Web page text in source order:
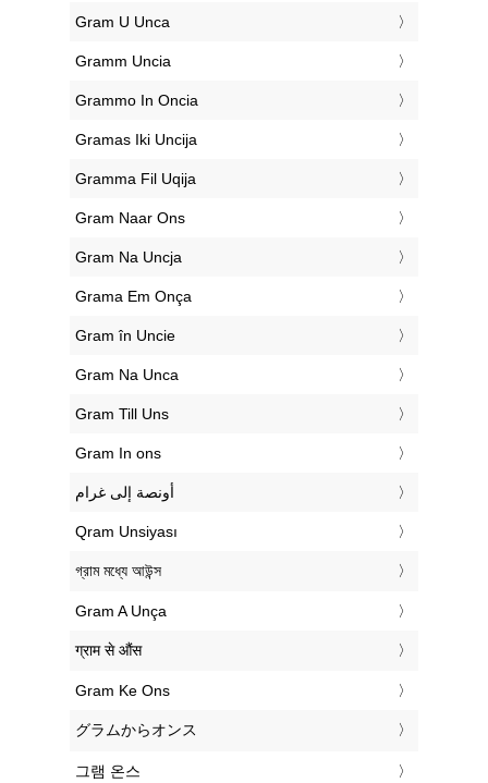
‎Gram U Unca
‎Gramm Uncia
‎Grammo In Oncia
‎Gramas Iki Uncija
‎Gramma Fil Uqija
‎Gram Naar Ons
‎Gram Na Uncja
‎Grama Em Onça
‎Gram în Uncie
‎Gram Na Unca
‎Gram Till Uns
‎Gram In ons
‏أونصة إلى غرام
‎Qram Unsiyası
‎গ্রাম মধ্যে আউন্স
‎Gram A Unça
‎ग्राम से औंस
‎Gram Ke Ons
‎グラムからオンス
‎그램 온스